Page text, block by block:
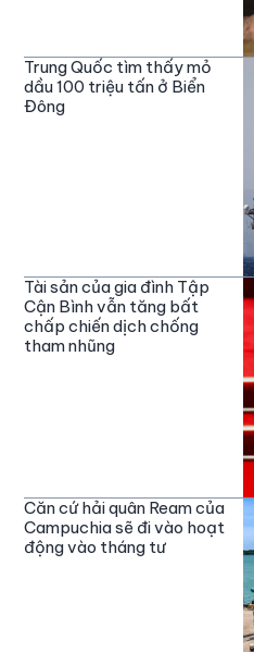
Trung Quốc tìm thấy mỏ
dầu 100 triệu tấn ở Biển
Đông
Tài sản của gia đình Tập
Cận Bình vẫn tăng bất
chấp chiến dịch chống
tham nhũng
Căn cứ hải quân Ream của
Campuchia sẽ đi vào hoạt
động vào tháng tư